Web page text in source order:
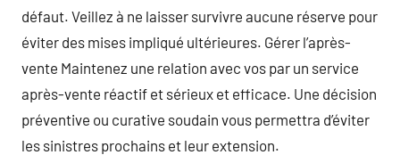
défaut. Veillez à ne laisser survivre aucune réserve pour
éviter des mises impliqué ultérieures. Gérer l’après-
vente Maintenez une relation avec vos par un service
après-vente réactif et sérieux et efficace. Une décision
préventive ou curative soudain vous permettra d’éviter
les sinistres prochains et leur extension.